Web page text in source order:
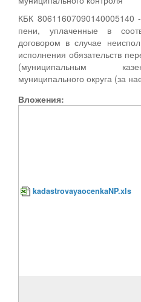
КБК
пени, уплаченные в
договором в случае
исполнения обязательств
(муниципальным
муниципального округа (за
Вложения:
kadastrovayaocenkaNP.xls